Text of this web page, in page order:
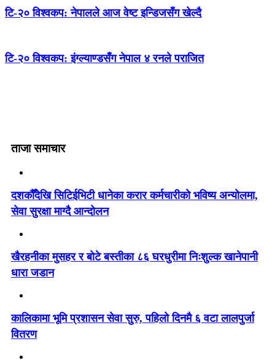
टि-२० विश्वकप: नेपालले आज वेष्ट इन्डिजसँग खेल्दै
टि-२० विश्वकप: इंग्ल्याण्डसँग नेपाल ४ रनले पराजित
ताजा समाचार
दशकौँदेखि सिटिईभिटी धानेका करार कर्मचारीको भविष्य अन्योलमा,
सेवा सुरक्षा माग्दै आन्दोलन
खैरहनीका मुसहर र बोटे बस्तीका ८६ घरधुरीमा निःशुल्क खानेपानी
धारा जडान
कालिकामा भूमि प्रशासन सेवा सुरु, पहिलो दिनमै ६ वटा लालपुर्जा
वितरण